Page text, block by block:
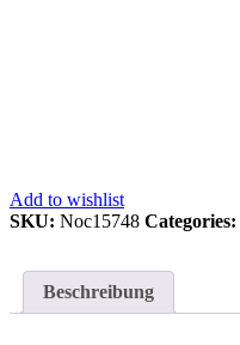
Add to wishlist
SKU: Noc15748 Categories:
Beschreibung